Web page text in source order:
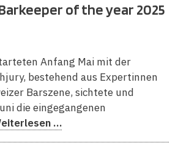
of the year 2025
Anfang Mai mit der
bestehend aus Expertinnen
Barszene, sichtete und
die eingegangenen
…